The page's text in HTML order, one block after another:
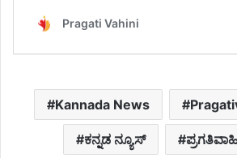
Kannada News
ಕನ್ನಡ ನ್ಯೂಸ್